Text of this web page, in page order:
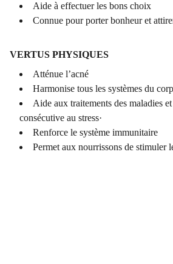
Aide à effectuer les bons choix
Connue pour porter bonheur et
VERTUS PHYSIQUES
Atténue l’acné
Harmonise tous les systèmes du
Aide aux traitements des maladies
consécutive au stress·
Renforce le système immunitaire
Permet aux nourrissons de stimuler